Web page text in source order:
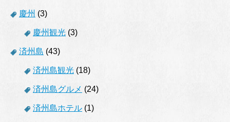
慶州 (3)
慶州観光 (3)
済州島 (43)
済州島観光 (18)
済州島グルメ (24)
済州島ホテル (1)